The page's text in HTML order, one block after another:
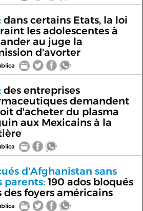
dans certains Etats, la loi
les adolescentes à
au juge la
d'avorter
des entreprises
demandent
d'acheter du plasma
aux Mexicains à la
d'Afghanistan sans
parents:190 ados bloqués
des foyers américains